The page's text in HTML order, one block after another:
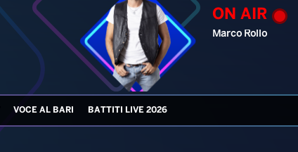
ON AIR
Marco Rollo
VOCE AL BARI BATTITI LIVE 2026